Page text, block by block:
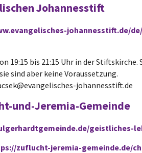
Johannesstift
johannesstift.de/
19:15 bis 21:15 Uhr in der
sind aber keine Voraussetzung.
johannesstift.de
und-Jeremia-Gemeinde
geistliches-
zuflucht-jeremia-gemeinde.de/